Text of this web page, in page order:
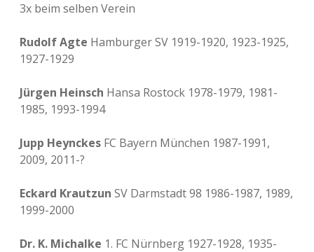
3x beim selben Verein
Rudolf Agte Hamburger SV 1919-1920, 1923-1925,
1927-1929
Jürgen Heinsch Hansa Rostock 1978-1979, 1981-
1985, 1993-1994
Jupp Heynckes FC Bayern München 1987-1991,
2009, 2011-?
Eckard Krautzun SV Darmstadt 98 1986-1987, 1989,
1999-2000
Dr. K. Michalke 1. FC Nürnberg 1927-1928, 1935-